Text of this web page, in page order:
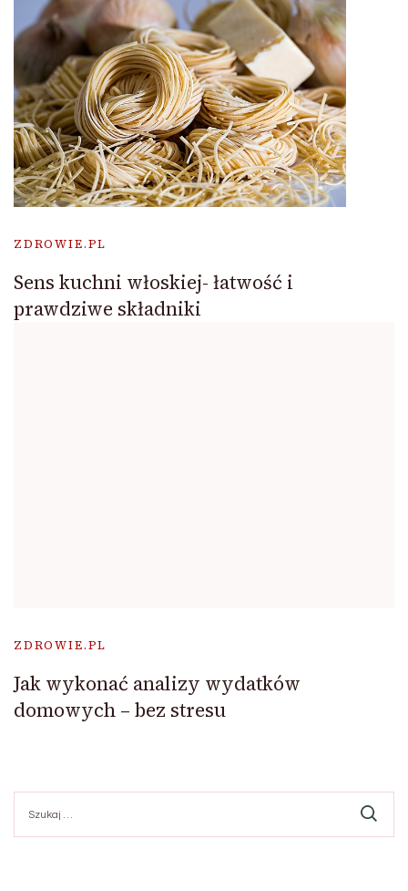
ZDROWIE.PL
Sens kuchni włoskiej- łatwość i
prawdziwe składniki
ZDROWIE.PL
Jak wykonać analizy wydatków
domowych – bez stresu